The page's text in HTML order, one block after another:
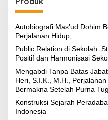
Autobiografi Mas’ud Dohim
Perjalanan Hidup,
Public Relation di Sekolah:
Positif dan Harmonisasi
Mengabdi Tanpa Batas
Heri, S.I.K., M.H.,
Bermakna Setelah Purna
Konstruksi Sejarah
Indonesia